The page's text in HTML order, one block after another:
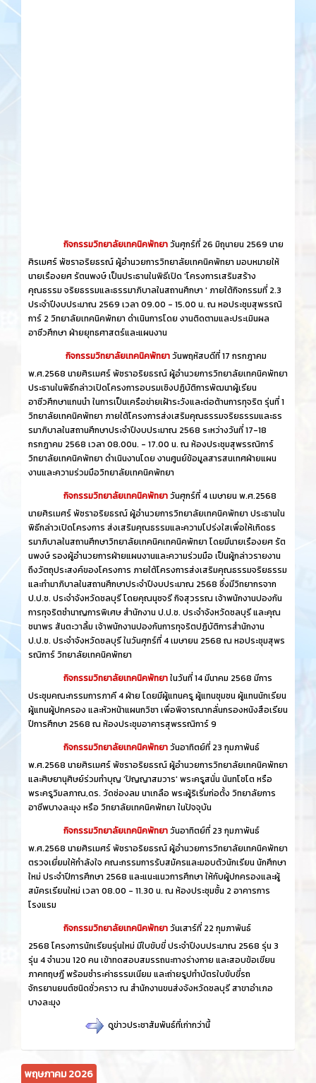
กิจกรรมวิทยาลัยเทคนิคพัทยาวันศุกร์​ที่ 26 ​มิถุนายน​ 2569 นาย
ศิรเมศร์ พัชราอริยธรณ์ ผู้อำนวยการวิทยาลัยเทคนิคพัทยา มอบหมายให้
นายเรืองยศ รัตนพงษ์ เป็นประธานในพิธีเปิด 'โครงการเสริมสร้าง
คุณธรรม จริยธรรมและธรรมาภิบาลในสถานศึกษา ' ภายใต้กิจกรรมที่ 2.3
ประจำปีงบประมาณ 2569 เวลา 09.00 - 15.00 น. ณ หอประชุมสุพรรณิ
การ์ 2 วิทยาลัยเทคนิคพัทยา ดำเนินการโดย งานติดตามและประเมินผล
อาชีวศึกษา ฝ่ายยุทธศาสตร์และแผนงาน
กิจกรรมวิทยาลัยเทคนิคพัทยาวันพฤหัสบดีที่ 17 กรกฎาคม
พ.ศ.2568 นายศิรเมศร์ พัชราอริยธรณ์ ผู้อำนวยการวิทยาลัยเทคนิคพัทยา
ประธานในพิธีกล่าวเปิดโครงการอบรมเชิงปฏิบัติการพัฒนาผู้เรียน
อาชีวศึกษาแกนนำ ในการเป็นเครือข่ายเฝ้าระวังและต่อต้านการทุจริต รุ่นที่ 1
วิทยาลัยเทคนิคพัทยา ภายใต้โครงการส่งเสริมคุณธรรมจริยธรรมและธร
รมาภิบาลในสถานศึกษาประจำปีงบประมาณ 2568 ระหว่างวันที่ 17-18
กรกฎาคม 2568 เวลา 08.00น. - 17.00 น. ณ ห้องประชุมสุพรรณิการ์
วิทยาลัยเทคนิคพัทยา ดำเนินงานโดย งานศูนย์ข้อมูลสารสนเทศฝ่ายแผน
งานและความร่วมมือวิทยาลัยเทคนิคพัทยา
กิจกรรมวิทยาลัยเทคนิคพัทยาวันศุกร์ที่ 4 เมษายน พ.ศ.2568
นายศิรเมศร์ พัชราอริยธรณ์ ผู้อำนวยการวิทยาลัยเทคนิคพัทยา ประธานใน
พิธีกล่าวเปิดโครงการ ส่งเสริมคุณธรรมและความโปร่งใสเพื่อให้เกิดธร
รมาภิบาลในสถานศึกษาวิทยาลัยเทคนิคเทคนิคพัทยา โดยมีนายเรืองยศ รัต
นพงษ์ รองผู้อำนวยการฝ่ายแผนงานและความร่วมมือ เป็นผู้กล่าวรายงาน
ถึงวัตถุประสงค์ของโครงการ ภายใต้โครงการส่งเสริมคุณธรรมจริยธรรม
และทำมาภิบาลในสถานศึกษาประจำปีงบประมาณ 2568 ซึ่งมีวิทยากรจาก
ป.ป.ช. ประจำจังหวัดชลบุรี โดยคุณนุชจรี กิจสุวรรณ เจ้าพนักงานปองกัน
การทุจริตชำนาญการพิเศษ สำนักงาน ป.ป.ช. ประจำจังหวัดชลบุรี และคุณ
ชนาพร สันตะวาลิ้ม เจ้าพนักงานปองกันการทุจริตปฏิบัติการสำนักงาน
ป.ป.ช. ประจำจังหวัดชลบุรี ในวันศุกร์ที่ 4 เมษายน 2568 ณ หอประชุมสุพร
รณิการ์ วิทยาลัยเทคนิคพัทยา
กิจกรรมวิทยาลัยเทคนิคพัทยาในวันที่ 14 มีนาคม 2568 มีการ
ประชุมคณะกรรมการภาคี 4 ฝ่าย โดยมีผู้แทนครู ผู้แทนชุมชน ผู้แทนนักเรียน
ผู้แทนผู้ปกครอง และหัวหน้าแผนกวิชา เพื่อพิจารณากลั่นกรองหนังสือเรียน
ปีการศึกษา 2568 ณ ห้องประชุมอาคารสุพรรณิการ์ 9
กิจกรรมวิทยาลัยเทคนิคพัทยาวันอาทิตย์ที่ 23 กุมภาพันธ์
พ.ศ.2568 นายศิรเมศร์ พัชราอริยธรณ์ ผู้อำนวยการวิทยาลัยเทคนิคพัทยา
และศิษยานุศิษย์ร่วมทำบุญ 'ปัญญาสมวาร' พระครูสนั่น นันทโชโต หรือ
พระครูวิมลภาณ,ดร. วัดช่องลม นาเกลือ พระผู้ริเริ่มก่อตั้ง วิทยาลัยการ
อาชีพบางละมุง หรือ วิทยาลัยเทคนิคพัทยา ในปัจจุบัน
กิจกรรมวิทยาลัยเทคนิคพัทยาวันอาทิตย์ที่ 23 กุมภาพันธ์
พ.ศ.2568 นายศิรเมศร์ พัชราอริยธรณ์ ผู้อำนวยการวิทยาลัยเทคนิคพัทยา
ตรวจเยี่ยมให้กำลังใจ คณะกรรมการรับสมัครและมอบตัวนักเรียน นักศึกษา
ใหม่ ประจำปีการศึกษา 2568 และแนะแนวการศึกษา ให้กับผู้ปกครองและผู้
สมัครเรียนใหม่ เวลา 08.00 - 11.30 น. ณ ห้องประชุมชั้น 2 อาคารการ
โรงแรม
กิจกรรมวิทยาลัยเทคนิคพัทยาวันเสาร์ที่ 22 กุมภาพันธ์
2568 โครงการนักเรียนรุ่นใหม่ มีใบขับขี่ ประจำปีงบประมาณ 2568 รุ่น 3
รุ่น 4 จำนวน 120 คน เข้าทดสอบสมรรถนะทางร่างกาย และสอบข้อเขียน
ภาคทฤษฎี พร้อมชำระค่าธรรมเนียม และถ่ายรูปทำบัตรใบขับขี่รถ
จักรยานยนต์ชนิดชั่วคราว ณ สำนักงานขนส่งจังหวัดชลบุรี สาขาอำเภอ
บางละมุง
ดูข่าวประชาสัมพันธ์ที่เก่ากว่านี้
พฤษภาคม 2026